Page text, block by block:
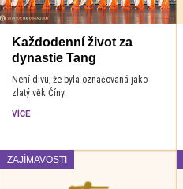
Každodenní život za
dynastie Tang
Není divu, že byla označovaná jako
zlatý věk Číny.
VÍCE
ZAJÍMAVOSTI